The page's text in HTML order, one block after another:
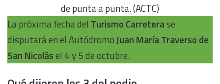
de punta a punta. (ACTC)
La próxima fecha del Turismo Carreterase
disputará en el AutódromoJuan María Traverso de
San Nicolásel 4 y 5 de octubre.